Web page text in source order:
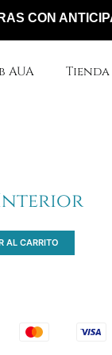
ANTICIPACIÓN
AUA Tienda
Interior
AL CARRITO